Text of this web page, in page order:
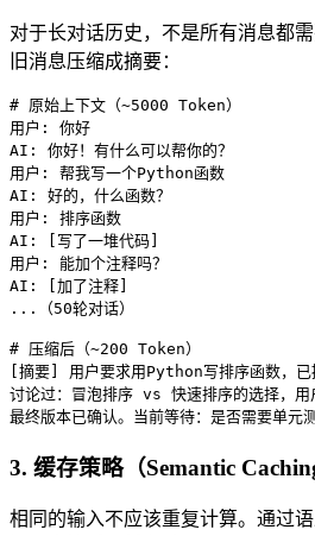
对于长对话历史，不是所有消息都
旧消息压缩成摘要：
# 原始上下文（~5000 Token）
用户: 你好
AI: 你好！有什么可以帮你的？
用户: 帮我写一个Python函数
AI: 好的，什么函数？
用户: 排序函数
AI: [写了一堆代码]
用户: 能加个注释吗？
AI: [加了注释]
...（50轮对话）
# 压缩后（~200 Token）
[摘要] 用户要求用Python写排序函数，已
讨论过：冒泡排序 vs 快速排序的选择，用
最终版本已确认。当前等待：是否需要单元测
3. 缓存策略（Semantic
相同的输入不应该重复计算。通过